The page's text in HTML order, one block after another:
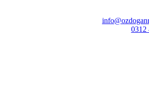
0312